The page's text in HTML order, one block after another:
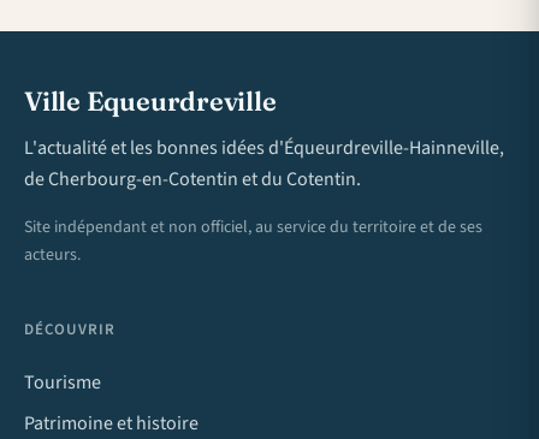
Ville Equeurdreville
L'actualité et les bonnes idées d'Équeurdreville-Hainneville,
de Cherbourg-en-Cotentin et du Cotentin.
Site indépendant et non officiel, au service du territoire et de ses
acteurs.
DÉCOUVRIR
Tourisme
Patrimoine et histoire